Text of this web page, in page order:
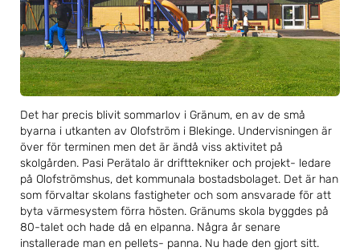
Det har precis blivit sommarlov i Gränum, en av de små
byarna i utkanten av Olofström i Blekinge. Undervisningen är
över för terminen men det är ändå viss aktivitet på
skolgården. Pasi Perätalo är drifttekniker och projekt- ledare
på Olofströmshus, det kommunala bostadsbolaget. Det är han
som förvaltar skolans fastigheter och som ansvarade för att
byta värmesystem förra hösten. Gränums skola byggdes på
80-talet och hade då en elpanna. Några år senare
installerade man en pellets- panna. Nu hade den gjort sitt.